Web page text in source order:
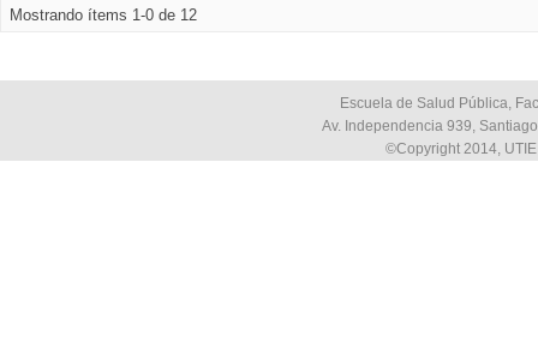
Mostrando ítems 1-0 de 12
Escuela de Salud Pública,
Av. Independencia 939,
©Copyright 2014,